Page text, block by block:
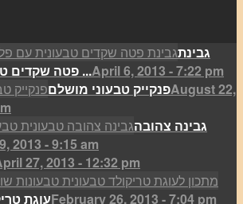
גבינת
פטה שקדים טבעונית אפויה ...April 6, 2013 - 7:22 pm
פנקייק טבעוני מושלםAugust 22,
גבינה צהובה
2013 - 9:15 am
27, 2013 - 12:32 pm
עוגתFebruary 26, 2013 - 7:04 pm